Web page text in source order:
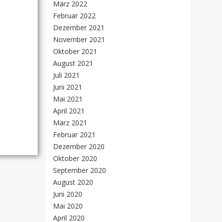
März 2022
Februar 2022
Dezember 2021
November 2021
Oktober 2021
August 2021
Juli 2021
Juni 2021
Mai 2021
April 2021
März 2021
Februar 2021
Dezember 2020
Oktober 2020
September 2020
August 2020
Juni 2020
Mai 2020
April 2020